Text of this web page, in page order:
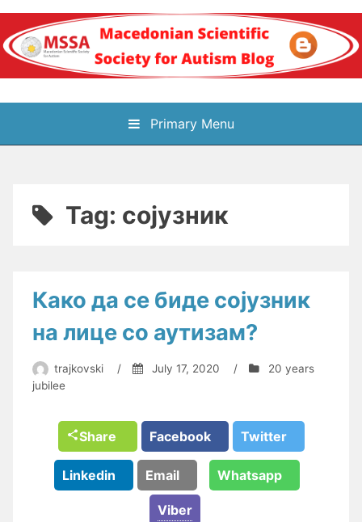
Skip
content
Блог на
Македонското научно
здружение за
Primary Menu
Tag: сојузник
Како да се биде сојузник
на лице со аутизам?
trajkovski / July 17, 2020 /
20 years
jubilee
Share Facebook Twitter
Linkedin Email Whatsapp
Viber